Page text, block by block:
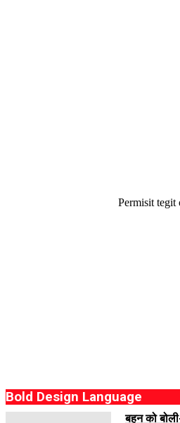
Permisit tegit
Bold Design Language
बहन को